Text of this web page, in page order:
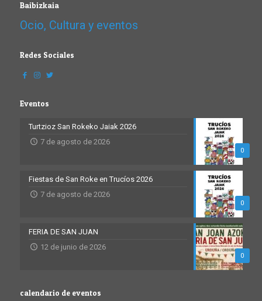
Baibizkaia
Ocio, Cultura y eventos
Redes Sociales
Eventos
0
Turtzioz San Rokeko Jaiak 2026
7 de agosto de 2026
0
Fiestas de San Roke en Trucíos 2026
7 de agosto de 2026
0
FERIA DE SAN JUAN
12 de junio de 2026
calendario de eventos